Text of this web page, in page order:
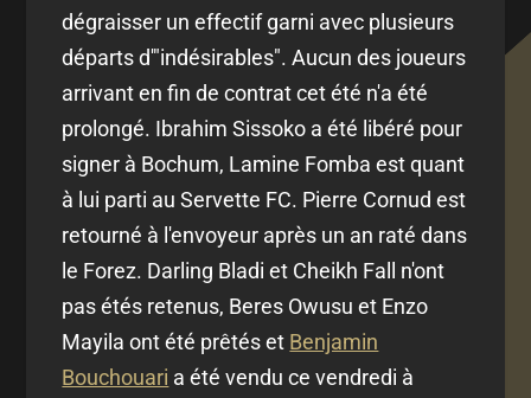
dégraisser un effectif garni avec plusieurs
départs d'"indésirables". Aucun des joueurs
arrivant en fin de contrat cet été n'a été
prolongé. Ibrahim Sissoko a été libéré pour
signer à Bochum, Lamine Fomba est quant
à lui parti au Servette FC. Pierre Cornud est
retourné à l'envoyeur après un an raté dans
le Forez. Darling Bladi et Cheikh Fall n'ont
pas étés retenus, Beres Owusu et Enzo
Mayila ont été prêtés et Benjamin
Bouchouari a été vendu ce vendredi à